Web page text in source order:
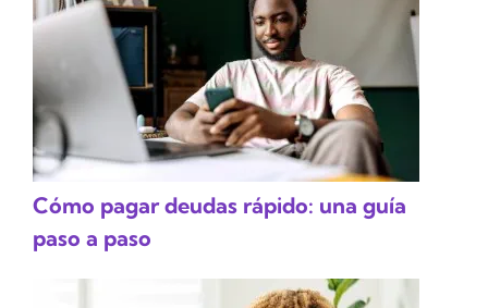
Cómo pagar deudas rápido: una guía
paso a paso